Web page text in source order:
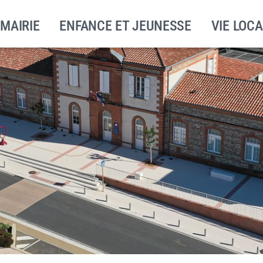
ENFANCE ET JEUNESSE VIE